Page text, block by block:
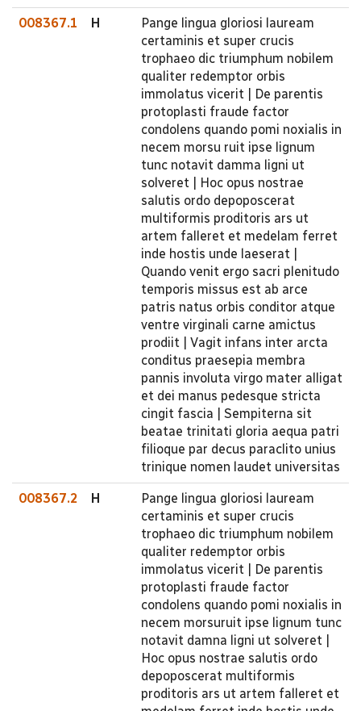
008367.1 H
Pange lingua gloriosi lauream
certaminis et super crucis
trophaeo dic triumphum nobilem
qualiter redemptor orbis
immolatus vicerit | De parentis
protoplasti fraude factor
condolens quando pomi noxialis in
necem morsu ruit ipse lignum
tunc notavit damma ligni ut
solveret | Hoc opus nostrae
salutis ordo depoposcerat
multiformis proditoris ars ut
artem falleret et medelam ferret
inde hostis unde laeserat |
Quando venit ergo sacri plenitudo
temporis missus est ab arce
patris natus orbis conditor atque
ventre virginali carne amictus
prodiit | Vagit infans inter arcta
conditus praesepia membra
pannis involuta virgo mater alligat
et dei manus pedesque stricta
cingit fascia | Sempiterna sit
beatae trinitati gloria aequa patri
filioque par decus paraclito unius
trinique nomen laudet universitas
008367.2 H
Pange lingua gloriosi lauream
certaminis et super crucis
trophaeo dic triumphum nobilem
qualiter redemptor orbis
immolatus vicerit | De parentis
protoplasti fraude factor
condolens quando pomi noxialis in
necem morsuruit ipse lignum tunc
notavit damna ligni ut solveret |
Hoc opus nostrae salutis ordo
depoposcerat multiformis
proditoris ars ut artem falleret et